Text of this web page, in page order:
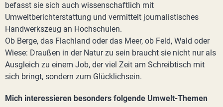
befasst sie sich auch wissenschaftlich mit
Umweltberichterstattung und vermittelt journalistisches
Handwerkszeug an Hochschulen.
Ob Berge, das Flachland oder das Meer, ob Feld, Wald oder
Wiese: Draußen in der Natur zu sein braucht sie nicht nur als
Ausgleich zu einem Job, der viel Zeit am Schreibtisch mit
sich bringt, sondern zum Glücklichsein.
Mich interessieren besonders folgende Umwelt-Themen